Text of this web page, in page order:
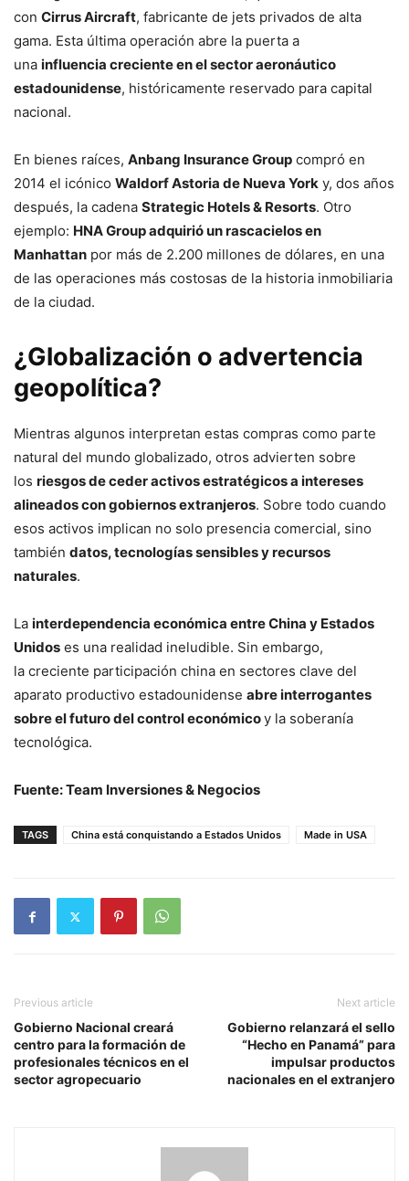
con Cirrus Aircraft, fabricante de jets privados de alta
gama. Esta última operación abre la puerta a
una influencia creciente en el sector aeronáutico
estadounidense, históricamente reservado para capital
nacional.
En bienes raíces, Anbang Insurance Group compró en
2014 el icónico Waldorf Astoria de Nueva York y, dos años
después, la cadena Strategic Hotels & Resorts. Otro
ejemplo: HNA Group adquirió un rascacielos en
Manhattan por más de 2.200 millones de dólares, en una
de las operaciones más costosas de la historia inmobiliaria
de la ciudad.
¿Globalización o advertencia
geopolítica?
Mientras algunos interpretan estas compras como parte
natural del mundo globalizado, otros advierten sobre
los riesgos de ceder activos estratégicos a intereses
alineados con gobiernos extranjeros. Sobre todo cuando
esos activos implican no solo presencia comercial, sino
también datos, tecnologías sensibles y recursos
naturales.
La interdependencia económica entre China y Estados
Unidos es una realidad ineludible. Sin embargo,
la creciente participación china en sectores clave del
aparato productivo estadounidense abre interrogantes
sobre el futuro del control económicoy la soberanía
tecnológica.
Fuente: Team Inversiones & Negocios
TAGS China está conquistando a Estados Unidos Made in USA
Previous article
Gobierno Nacional creará
centro para la formación de
profesionales técnicos en el
sector agropecuario
Next article
Gobierno relanzará el sello
“Hecho en Panamá” para
impulsar productos
nacionales en el extranjero